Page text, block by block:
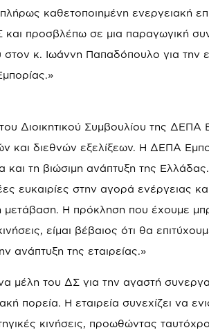
καθετοποιημένη ενεργειακή
προσβλέπω σε μια παραγωγική
κ. Ιωάννη Παπαδόπουλο για την
Διοικητικού Συμβουλίου της ΔΕΠΑ
και διεθνών εξελίξεων. Η ΔΕΠΑ
και τη βιώσιμη ανάπτυξη της
ευκαιρίες στην αγορά ενέργειας
μετάβαση. Η πρόκληση που έχουμε
είμαι βέβαιος ότι θα
ανάπτυξη της εταιρείας.»
μέλη του ΔΣ για την αγαστή
πορεία. Η εταιρεία συνεχίζει να
κινήσεις, προωθώντας